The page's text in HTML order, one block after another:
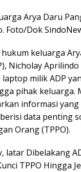
Arya Daru
Foto/Dok
hukum keluarga
Nicholay Aprilindo
milik ADP
pihak keluarga.
informasi
data penting
Orang (TPPO).
latar Dibelakang
TPPO Hingga